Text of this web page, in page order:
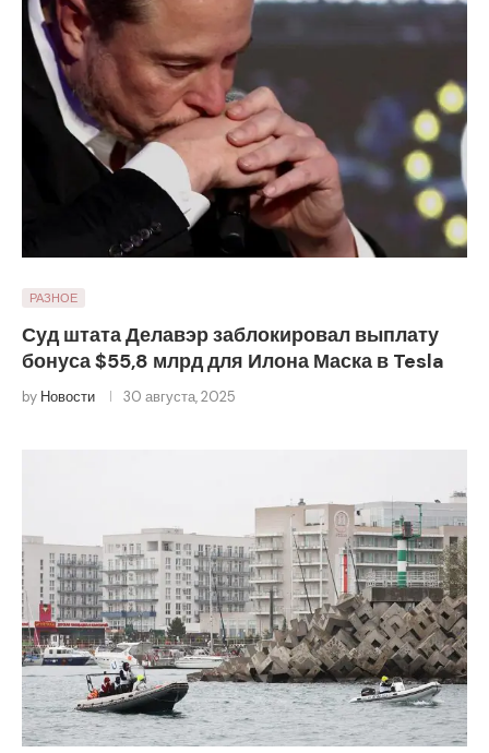
РАЗНОЕ
Суд штата Делавэр заблокировал выплату
бонуса $55,8 млрд для Илона Маска в Tesla
by Новости 30 августа, 2025